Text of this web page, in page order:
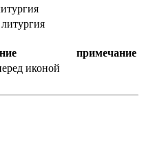
примечание
иконой